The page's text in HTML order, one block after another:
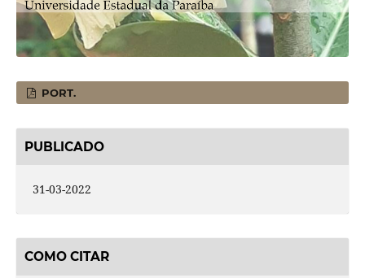
PORT.
PUBLICADO
31-03-2022
COMO CITAR